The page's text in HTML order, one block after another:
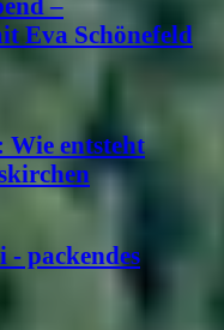
Eva Schönefeld
entsteht
- packendes